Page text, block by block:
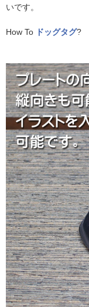
いです。
How To ドッグタグ?